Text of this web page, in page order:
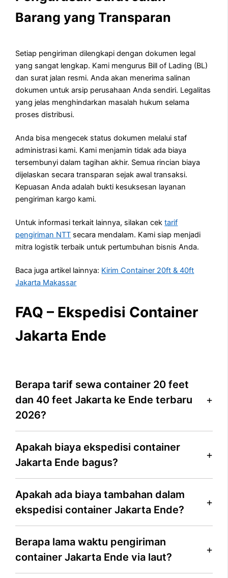
Barang yang Transparan
Setiap pengiriman dilengkapi dengan dokumen legal
yang sangat lengkap. Kami mengurus Bill of Lading (BL)
dan surat jalan resmi. Anda akan menerima salinan
dokumen untuk arsip perusahaan Anda sendiri. Legalitas
yang jelas menghindarkan masalah hukum selama
proses distribusi.
Anda bisa mengecek status dokumen melalui staf
administrasi kami. Kami menjamin tidak ada biaya
tersembunyi dalam tagihan akhir. Semua rincian biaya
dijelaskan secara transparan sejak awal transaksi.
Kepuasan Anda adalah bukti kesuksesan layanan
pengiriman kargo kami.
Untuk informasi terkait lainnya, silakan cektarif
pengiriman NTT secara mendalam. Kami siap menjadi
mitra logistik terbaik untuk pertumbuhan bisnis Anda.
Baca juga artikel lainnya: Kirim Container 20ft & 40ft
Jakarta Makassar
FAQ – Ekspedisi Container
Jakarta Ende
Berapa tarif sewa container 20 feet
dan 40 feet Jakarta ke Ende terbaru
2026?
Apakah biaya ekspedisi container
Jakarta Ende bagus?
Apakah ada biaya tambahan dalam
ekspedisi container Jakarta Ende?
Berapa lama waktu pengiriman
container Jakarta Ende via laut?